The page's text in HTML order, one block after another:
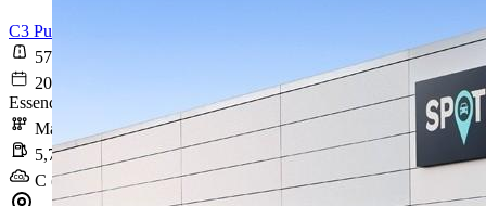
C3 PureTech 82 S&S BVM5 Shine
57 648 km
2020-06-11
Essence sans plomb
Manuelle
5,7 l/100km
C (129 g/km)